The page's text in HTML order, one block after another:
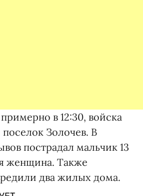
в 12:30, войска
Золочев. В
пострадал мальчик 13
женщина. Также
два жилых дома.